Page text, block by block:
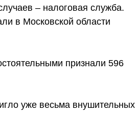
– налоговая служба.
в Московской области
признали 596
уже весьма внушительных